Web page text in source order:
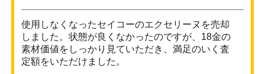
使用しなくなったセイコーのエクセリーヌを売却
しました。状態が良くなかったのですが、18金の
素材価値をしっかり見ていただき、満足のいく査
定額をいただけました。